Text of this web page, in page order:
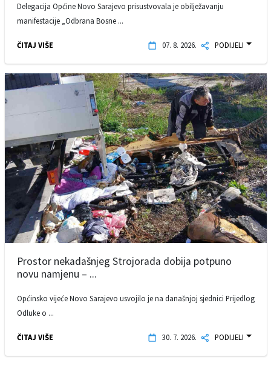
Delegacija Općine Novo Sarajevo prisustvovala je obilježavanju
manifestacije „Odbrana Bosne ...
ČITAJ VIŠE 07. 8. 2026. PODIJELI
Prostor nekadašnjeg Strojorada dobija potpuno
novu namjenu – ...
Općinsko vijeće Novo Sarajevo usvojilo je na današnjoj sjednici Prijedlog
Odluke o ...
ČITAJ VIŠE 30. 7. 2026. PODIJELI